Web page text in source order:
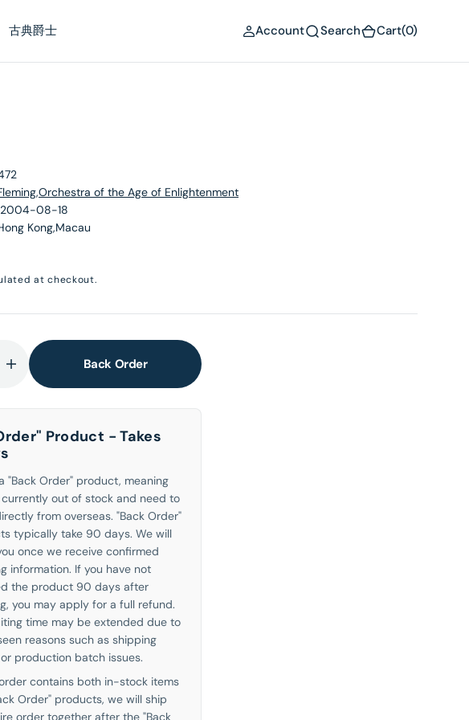
古典爵士 Account Search Cart(0)
of the Age of Enlightenment
2004-08-18
Kong,Macau
at checkout.
Increase
quantity
for
Handel
Back Order
Product - Takes
"Back Order" product, meaning
out of stock and need to
from overseas. "Back Order"
typically take 90 days. We will
once we receive confirmed
information. If you have not
the product 90 days after
you may apply for a full refund.
time may be extended due to
reasons such as shipping
production batch issues.
contains both in-stock items
Order" products, we will ship
order together after the "Back